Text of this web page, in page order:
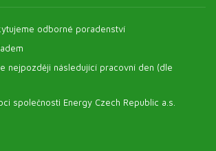
odborné poradenství
nejpozději následující pracovní den (dle
společnosti Energy Czech Republic a.s.